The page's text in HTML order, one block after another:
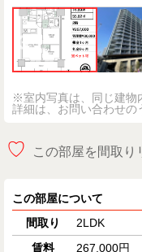
※室内写真は、同じ建物
詳細は、お問い合わせの
♡ この部屋を間取り
この部屋について
間取り 2LDK
賃料
267,000円